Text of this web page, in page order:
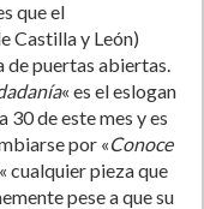
que el
Castilla y León)
de puertas abiertas.
« es el eslogan
de este mes y es
por «Conoce
« cualquier pieza que
pese a que su